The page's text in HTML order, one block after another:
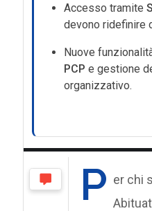
Accesso tramite
devono ridefinire
Nuove
PCP e gestione
organizzativo.
P er chi